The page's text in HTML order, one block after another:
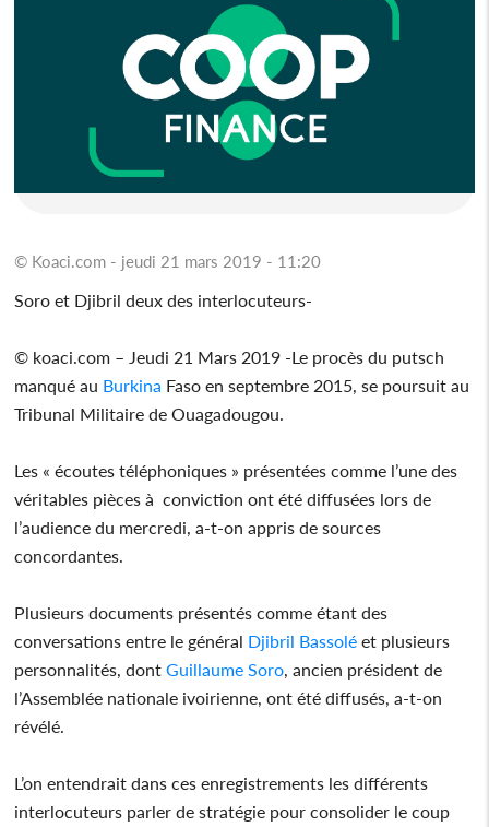
© Koaci.com - jeudi 21 mars 2019 - 11:20
Soro et Djibril deux des interlocuteurs-
© koaci.com – Jeudi 21 Mars 2019 -Le procès du putsch
manqué au Burkina Faso en septembre 2015, se poursuit au
Tribunal Militaire de Ouagadougou.
Les « écoutes téléphoniques » présentées comme l’une des
véritables pièces à conviction ont été diffusées lors de
l’audience du mercredi, a-t-on appris de sources
concordantes.
Plusieurs documents présentés comme étant des
conversations entre le général Djibril Bassolé et plusieurs
personnalités, dontGuillaume Soro , ancien président de
l’Assemblée nationale ivoirienne, ont été diffusés, a-t-on
révélé.
L’on entendrait dans ces enregistrements les différents
interlocuteurs parler de stratégie pour consolider le coup